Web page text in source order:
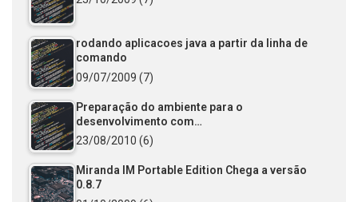
rodando aplicacoes java a partir da linha de
comando
09/07/2009 (7)
Preparação do ambiente para o
desenvolvimento com…
23/08/2010 (6)
Miranda IM Portable Edition Chega a versão
0.8.7